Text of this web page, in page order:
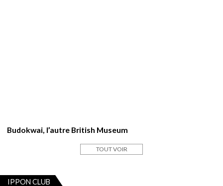
Budokwai, l’autre British Museum
TOUT VOIR
IPPON CLUB